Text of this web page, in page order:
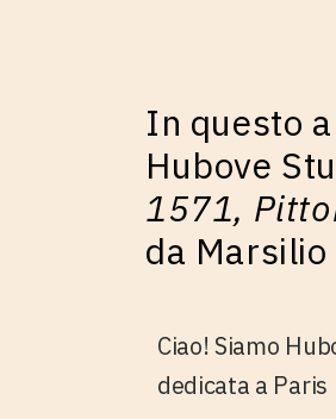
In questo
Hubove
1571,
da Marsilio
Ciao! Siamo
dedicata a